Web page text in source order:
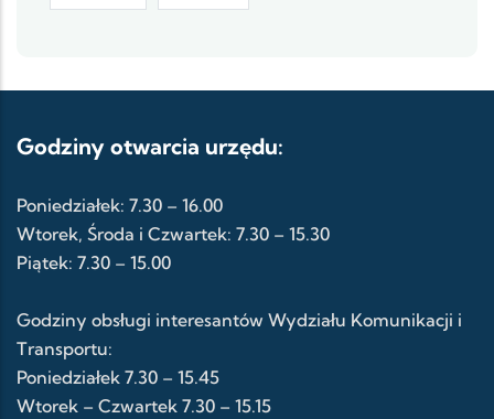
Godziny otwarcia urzędu:
Poniedziałek: 7.30 – 16.00
Wtorek, Środa i Czwartek: 7.30 – 15.30
Piątek: 7.30 – 15.00
Godziny obsługi interesantów Wydziału Komunikacji i
Transportu:
Poniedziałek 7.30 – 15.45
Wtorek – Czwartek 7.30 – 15.15